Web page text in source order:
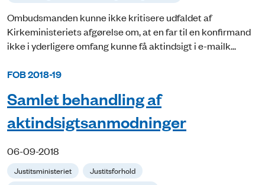
Ombudsmanden kunne ikke kritisere udfaldet af
Kirkeministeriets afgørelse om, at en far til en konfirmand
ikke i yderligere omfang kunne få aktindsigt i e-mailk...
FOB 2018-19
Samlet behandling af
aktindsigtsanmodninger
06-09-2018
Justitsministeriet
Justitsforhold